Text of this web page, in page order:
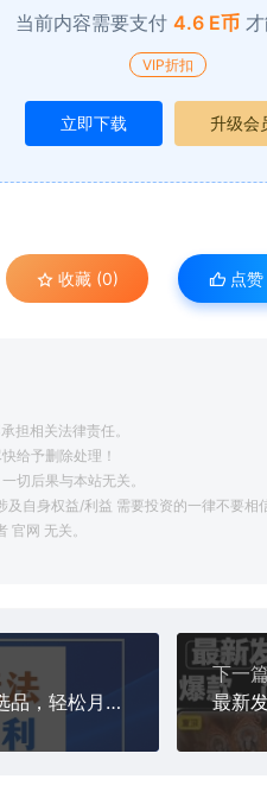
当前内容需要支付 4.6 E币
VIP折扣
立即下载 升级会
收藏 (0) 点
担相关法律责任。
给予删除处理！
切后果与本站无关。
自身权益/利益 需要投资的一律不要相
官网 无关。
国学抖音带货玩法，AI生成内容+高利润选品，轻松月入1W+
下一